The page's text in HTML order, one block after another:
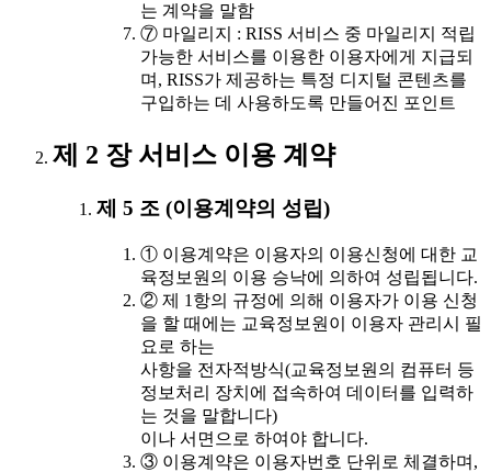
는 계약을 말함
⑦ 마일리지 : RISS 서비스 중 마일리지 적립
가능한 서비스를 이용한 이용자에게 지급되
며, RISS가 제공하는 특정 디지털 콘텐츠를
구입하는 데 사용하도록 만들어진 포인트
제 2 장 서비스 이용 계약
제 5 조 (이용계약의 성립)
① 이용계약은 이용자의 이용신청에 대한 교
육정보원의 이용 승낙에 의하여 성립됩니다.
② 제 1항의 규정에 의해 이용자가 이용 신청
을 할 때에는 교육정보원이 이용자 관리시 필
요로 하는
사항을 전자적방식(교육정보원의 컴퓨터 등
정보처리 장치에 접속하여 데이터를 입력하
는 것을 말합니다)
이나 서면으로 하여야 합니다.
③ 이용계약은 이용자번호 단위로 체결하며,